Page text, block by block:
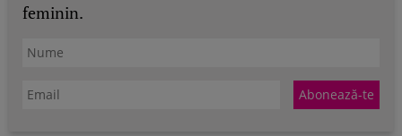
feminin.